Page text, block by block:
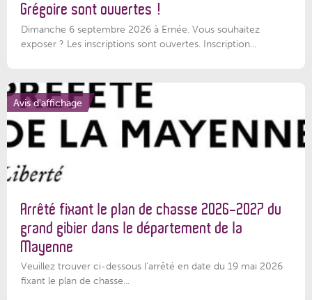
Grégoire sont ouvertes !
Dimanche 6 septembre 2026 à Ernée. Vous souhaitez
exposer ? Les inscriptions sont ouvertes. Inscription...
Avis d'affichage
Arrêté fixant le plan de chasse 2026-2027 du
grand gibier dans le département de la
Mayenne
Veuillez trouver ci-dessous l’arrêté en date du 19 mai 2026
fixant le plan de chasse...